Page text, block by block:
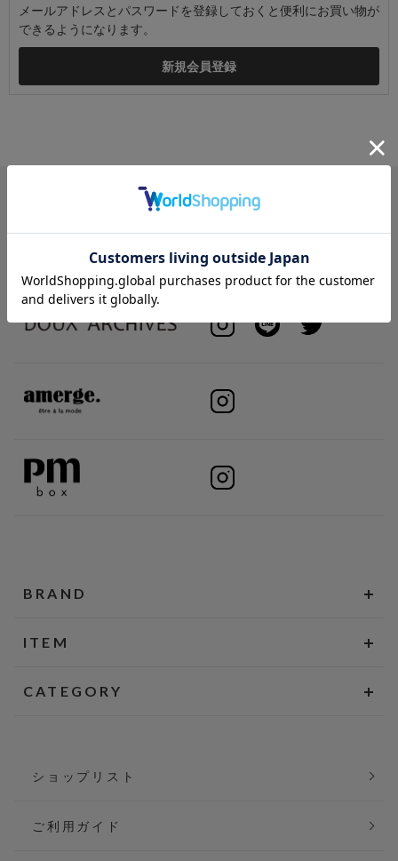
メールアドレスとパスワードを登録しておくと便利にお買い物が
できるようになります。
BRAND
ITEM
CATEGORY
ショップリスト
ご利用ガイド